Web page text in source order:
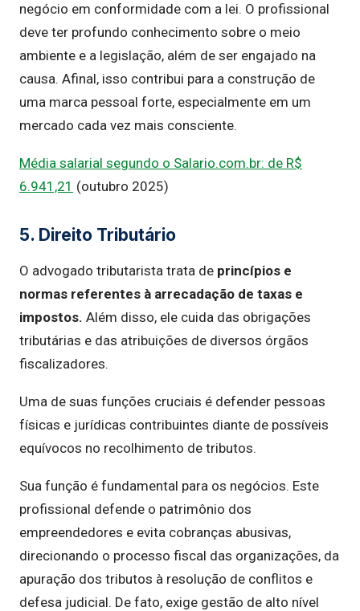
negócio em conformidade com a lei. O profissional
deve ter profundo conhecimento sobre o meio
ambiente e a legislação, além de ser engajado na
causa. Afinal, isso contribui para a construção de
uma marca pessoal forte, especialmente em um
mercado cada vez mais consciente.
Média salarial segundo o Salario.com.br: de R$
6.941,21 (outubro 2025)
5. Direito Tributário
O advogado tributarista trata de princípios e
normas referentes à arrecadação de taxas e
impostos. Além disso, ele cuida das obrigações
tributárias e das atribuições de diversos órgãos
fiscalizadores.
Uma de suas funções cruciais é defender pessoas
físicas e jurídicas contribuintes diante de possíveis
equívocos no recolhimento de tributos.
Sua função é fundamental para os negócios. Este
profissional defende o patrimônio dos
empreendedores e evita cobranças abusivas,
direcionando o processo fiscal das organizações, da
apuração dos tributos à resolução de conflitos e
defesa judicial. De fato, exige gestão de alto nível